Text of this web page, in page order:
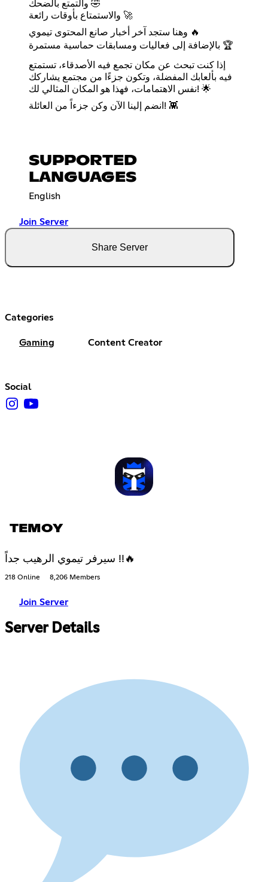
والتمتع بالضحك 🤣
والاستمتاع بأوقات رائعة 🚀
وهنا ستجد آخر أخبار صانع المحتوى تيموي 🔥
بالإضافة إلى فعاليات ومسابقات حماسية مستمرة 🏆
إذا كنت تبحث عن مكان تجمع فيه الأصدقاء، تستمتع
فيه بألعابك المفضلة، وتكون جزءًا من مجتمع يشاركك
نفس الاهتمامات، فهذا هو المكان المثالي لك! 🌟
انضم إلينا الآن وكن جزءاً من العائلة! 👾
SUPPORTED
LANGUAGES
English
Join Server
Share Server
Categories
Gaming Content Creator
Social
TEMOY
سيرفر تيموي الرهيب جداً !!🔥
218 Online 8,206 Members
Join Server
Server Details